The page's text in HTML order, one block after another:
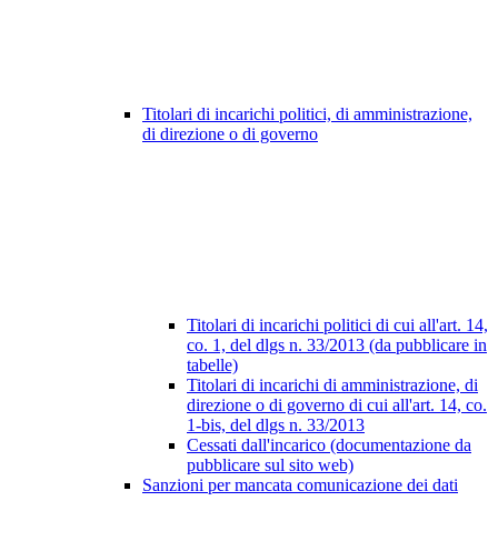
Titolari di incarichi politici, di amministrazione,
di direzione o di governo
Titolari di incarichi politici di cui all'art. 14,
co. 1, del dlgs n. 33/2013 (da pubblicare in
tabelle)
Titolari di incarichi di amministrazione, di
direzione o di governo di cui all'art. 14, co.
1-bis, del dlgs n. 33/2013
Cessati dall'incarico (documentazione da
pubblicare sul sito web)
Sanzioni per mancata comunicazione dei dati